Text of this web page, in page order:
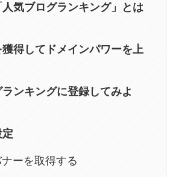
気ブログランキング」とは
得してドメインパワーを上
ンキングに登録してみよ
ーを取得する